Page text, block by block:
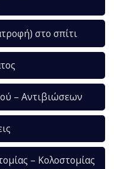
στο σπίτι
– Αντιβιώσεων
– Κολοστομίας